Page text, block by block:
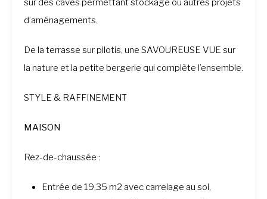
sur des caves permettant stockage ou autres projets
d’aménagements.
De la terrasse sur pilotis, une SAVOUREUSE VUE sur
la nature et la petite bergerie qui complète l’ensemble.
STYLE & RAFFINEMENT
MAISON
Rez-de-chaussée :
Entrée de 19,35 m2 avec carrelage au sol,